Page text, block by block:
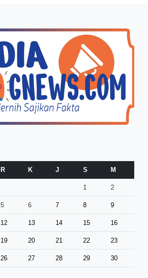
R K J S M
1 2
5 6 7 8 9
12 13 14 15 16
19 20 21 22 23
26 27 28 29 30